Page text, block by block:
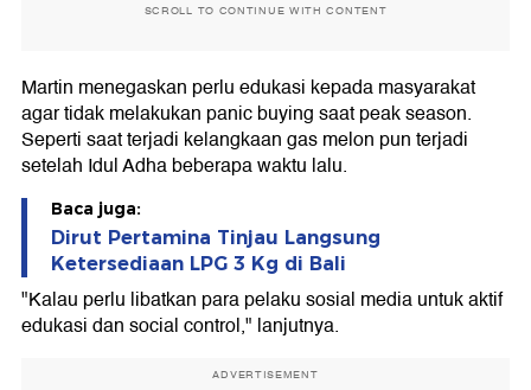
SCROLL TO CONTINUE WITH CONTENT
Martin menegaskan perlu edukasi kepada masyarakat
agar tidak melakukan panic buying saat peak season.
Seperti saat terjadi kelangkaan gas melon pun terjadi
setelah Idul Adha beberapa waktu lalu.
Baca juga:
Dirut Pertamina Tinjau Langsung
Ketersediaan LPG 3 Kg di Bali
"Kalau perlu libatkan para pelaku sosial media untuk aktif
edukasi dan social control," lanjutnya.
ADVERTISEMENT